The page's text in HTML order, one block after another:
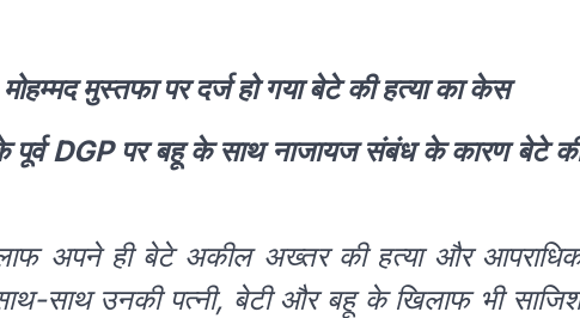
मुस्तफा पर दर्ज हो गया बेटे की हत्या का केस
पूर्व DGP पर बहू के साथ नाजायज संबंध के कारण बेटे
अपने ही बेटे अकील अख्तर की हत्या और
साथ उनकी पत्नी, बेटी और बहू के खिलाफ भी